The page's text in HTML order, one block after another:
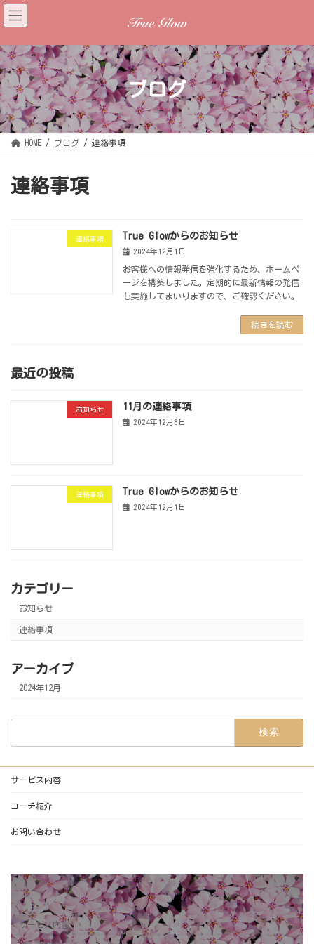
コ
ン
テ
ツ
へ
ス
キ
ッ
プ
ナ
ビ
ゲ
シ
ョ
ン
に
移
動
ブログ
HOME ブログ 連絡事項
連絡事項
連絡事項 True Glowからのお知らせ
2024年12月1日
お客様への情報発信を強化するため、ホームペ
ージを構築しました。定期的に最新情報の発信
も実施してまいりますので、ご確認ください。
続きを読む
最近の投稿
お知らせ 11月の連絡事項
2024年12月3日
連絡事項 True Glowからのお知らせ
2024年12月1日
カテゴリー
お知らせ
連絡事項
アーカイブ
2024年12月
検
サービス内容
コーチ紹介
お問い合わせ
サービス内容